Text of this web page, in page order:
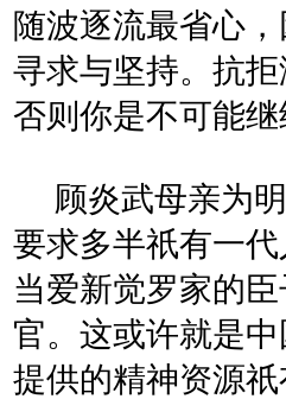
随波逐流最省心
寻求与坚持。抗
否则你是不可能继
顾炎武母亲为明
要求多半祇有一
当爱新觉罗家的
官。这或许就是
提供的精神资源